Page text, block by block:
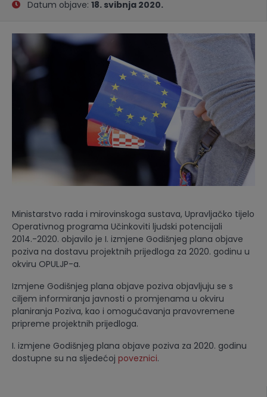
Datum objave: 18. svibnja 2020.
Ministarstvo rada i mirovinskoga sustava, Upravljačko tijelo
Operativnog programa Učinkoviti ljudski potencijali
2014.-2020. objavilo je I. izmjene Godišnjeg plana objave
poziva na dostavu projektnih prijedloga za 2020. godinu u
okviru OPULJP-a.
Izmjene Godišnjeg plana objave poziva objavljuju se s
ciljem informiranja javnosti o promjenama u okviru
planiranja Poziva, kao i omogućavanja pravovremene
pripreme projektnih prijedloga.
I. izmjene Godišnjeg plana objave poziva za 2020. godinu
dostupne su na sljedećoj poveznici.